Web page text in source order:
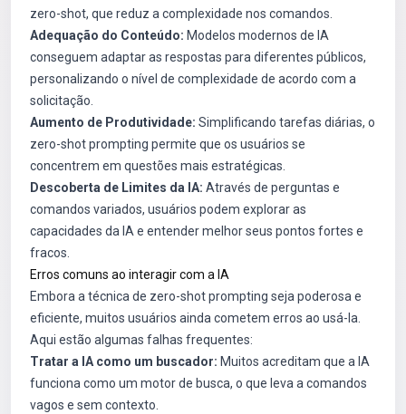
zero-shot, que reduz a complexidade nos comandos.
Adequação do Conteúdo: Modelos modernos de IA
conseguem adaptar as respostas para diferentes públicos,
personalizando o nível de complexidade de acordo com a
solicitação.
Aumento de Produtividade: Simplificando tarefas diárias, o
zero-shot prompting permite que os usuários se
concentrem em questões mais estratégicas.
Descoberta de Limites da IA: Através de perguntas e
comandos variados, usuários podem explorar as
capacidades da IA e entender melhor seus pontos fortes e
fracos.
Erros comuns ao interagir com a IA
Embora a técnica de zero-shot prompting seja poderosa e
eficiente, muitos usuários ainda cometem erros ao usá-la.
Aqui estão algumas falhas frequentes:
Tratar a IA como um buscador: Muitos acreditam que a IA
funciona como um motor de busca, o que leva a comandos
vagos e sem contexto.